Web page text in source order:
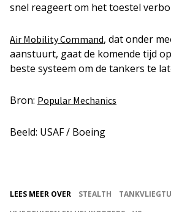
snel reageert om het toestel
Air Mobility Command, dat onder
aanstuurt, gaat de komende tijd
beste systeem om de tankers te
Bron: Popular Mechanics
Beeld: USAF / Boeing
LEES MEER OVER STEALTH